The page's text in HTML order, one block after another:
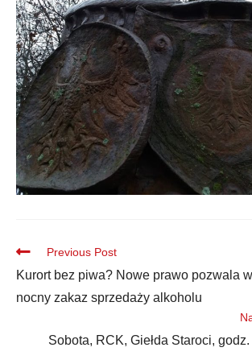
Previous Post
Kurort bez piwa? Nowe prawo pozwala
nocny zakaz sprzedaży alkoholu
Sobota, RCK, Giełda Staroci,